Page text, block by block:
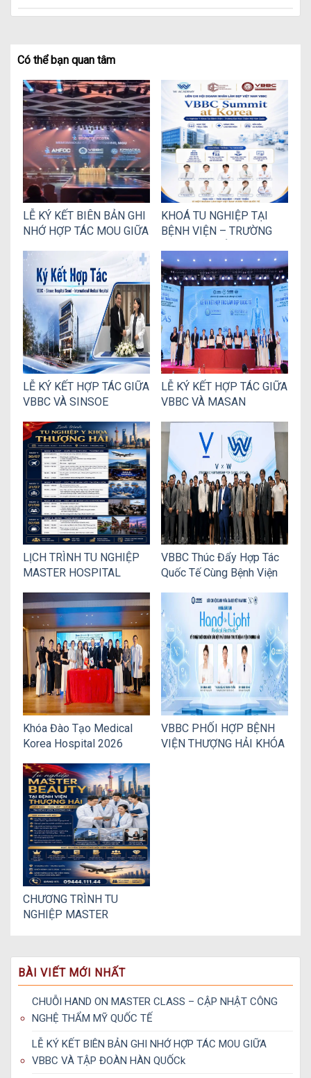
Có thể bạn quan tâm
LỄ KÝ KẾT BIÊN BẢN GHI
NHỚ HỢP TÁC MOU GIỮA
QUỐCk
KHOÁ TU NGHIỆP TẠI
BỆNH VIỆN – TRƯỜNG
QUỐC
LỄ KÝ KẾT HỢP TÁC GIỮA
VBBC VÀ SINSOE
INTERNATIONAL
MEDICAL HOSPITAL TẠI
HÀN QUỐC
LỄ KÝ KẾT HỢP TÁC GIỮA
VBBC VÀ MASAN
QUỐC: MỞ RỘNG CƠ HỘI
ĐÀO TẠO VÀ PHÁT TRIỂN
NGUỒN NHÂN LỰC
NGÀNH THẨM MỸ
LỊCH TRÌNH TU NGHIỆP
MASTER HOSPITAL
TẠI BỆNH VIỆN THƯỢNG
HẢI DÀNH CHO CÁC
THÀNH VIÊN VBBC
VBBC Thúc Đẩy Hợp Tác
Quốc Tế Cùng Bệnh Viện
Surgery Hàn Quốc
Khóa Đào Tạo Medical
Korea Hospital 2026
Công Tại Hà Nội
VBBC PHỐI HỢP BỆNH
VIỆN THƯỢNG HẢI KHÓA
CHƯƠNG TRÌNH TU
NGHIỆP MASTER
TẠI THƯỢNG HẢI
BÀI VIẾT MỚI NHẤT
CHUỖI HAND ON MASTER CLASS – CẬP NHẬT CÔNG
NGHỆ THẨM MỸ QUỐC TẾ
LỄ KÝ KẾT BIÊN BẢN GHI NHỚ HỢP TÁC MOU GIỮA
VBBC VÀ TẬP ĐOÀN HÀN QUỐCk